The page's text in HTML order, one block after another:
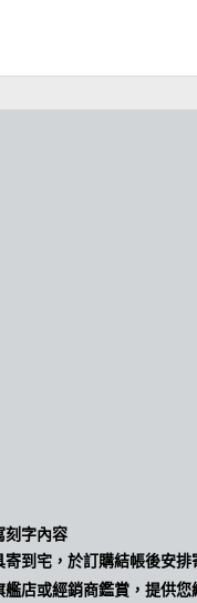
刻字內容
到宅，於訂購結帳後安排
店或經銷商鑑賞，提供